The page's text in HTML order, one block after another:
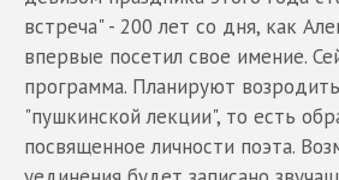
встреча" - 200 лет со дня, как
впервые посетил свое имение.
программа. Планируют
"пушкинской лекции", то есть
посвященное личности поэта.